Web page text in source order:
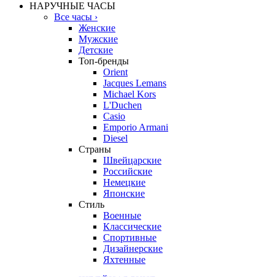
НАРУЧНЫЕ ЧАСЫ
Все часы ›
Женские
Мужские
Детские
Топ-бренды
Orient
Jacques Lemans
Michael Kors
L'Duchen
Casio
Emporio Armani
Diesel
Страны
Швейцарские
Российские
Немецкие
Японские
Стиль
Военные
Классические
Спортивные
Дизайнерские
Яхтенные